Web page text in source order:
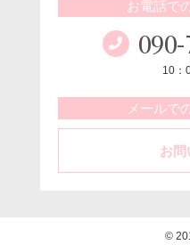
お電話で
10：
メールで
お問
©